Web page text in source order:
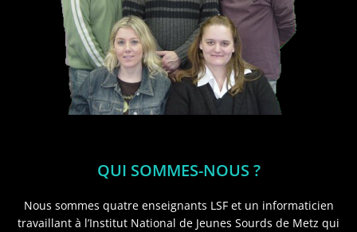
QUI SOMMES-NOUS ?
Nous sommes quatre enseignants LSF et un informaticien
travaillant à l’Institut National de Jeunes Sourds de Metz qui